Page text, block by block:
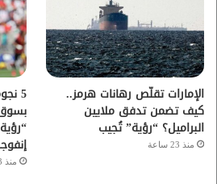
ك
و
الإمارات تقلّص رهانات هرمز..
كيف تضمن تدفق ملايين
البراميل؟ “رؤية” تُجيب
منذ 23 ساعة
5
منذ 3 أيام